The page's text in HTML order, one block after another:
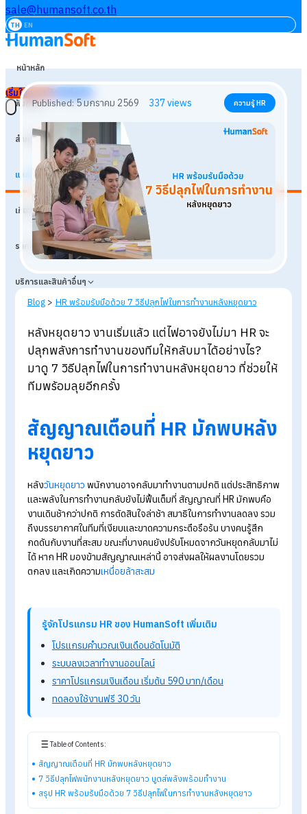
sale@humansoft.co.th
TH EN
หน้าหลัก
ฟังก์ชัน
สำหรับธุรกิจ
แหล่งเรียนรู้
เกี่ยวกับเรา
ราคา
บริการและสินค้าอื่นๆ
เริ่มใช้งานฟรี
Published:5 มกราคม 2569 337views
Blog > HR พร้อมรับมือด้วย 7 วิธีปลุกไฟในการทำงานหลังหยุดยาว
หลังหยุดยาว งานเริ่มแล้ว แต่ไฟอาจยังไม่มา HR
ปลุกพลังการทำงานของทีมให้กลับมาได้อย่างไร?
มาดู 7 วิธีปลุกไฟในการทำงานหลังหยุดยาว ที่ช่วย
ทีมพร้อมลุยอีกครั้ง
สัญญาณเตือนที่ HR มักพบห
หยุดยาว
หลัง วันหยุดยาวพนักงานอาจกลับมาทำงานตามปกติ แต่ประสิทธิ
และพลังในการทำงานกลับยังไม่ฟื้นเต็มที่ สัญญาณที่ HR มักพบคื
งานเดินช้ากว่าปกติ การตัดสินใจล่าช้า สมาธิในการทำงานลดลง ร
ถึงบรรยากาศในทีมที่เงียบและขาดความกระตือรือร้น บางคนรู้สึก
กดดันกับงานที่สะสม ขณะที่บางคนยังปรับโหมดจากวันหยุดกลับม
ตกลง และเกิดความ
รู้จักโปรแกรม HR ของ HumanSoft เพิ่มเติม